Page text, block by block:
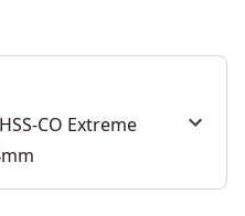
CO Extreme